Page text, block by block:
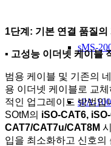
sMS-
sPA-
1단계: 기본 연결 품질
▪ 고성능 이더넷 케이블
범용 케이블 및 기존의
용 이더넷 케이블로 교
적인 업그레이드 방법입
SOtM의 iSO-CAT6,
CAT7/CAT7u/CAT8M
입을 최소화하고 신호의